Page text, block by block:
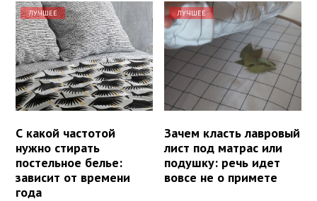
ЛУЧШЕЕ
С какой частотой
нужно стирать
постельное белье:
зависит от времени
года
ЛУЧШЕЕ
Зачем класть лавровый
лист под матрас или
подушку: речь идет
вовсе не о примете